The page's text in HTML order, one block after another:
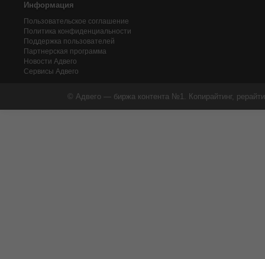
Информация
Пользовательское соглашение
Политика конфиденциальности
Поддержка пользователей
Партнерская программа
Новости Адвего
Сервисы Адвего
© Адвего — биржа контента №1. Копирайтинг,